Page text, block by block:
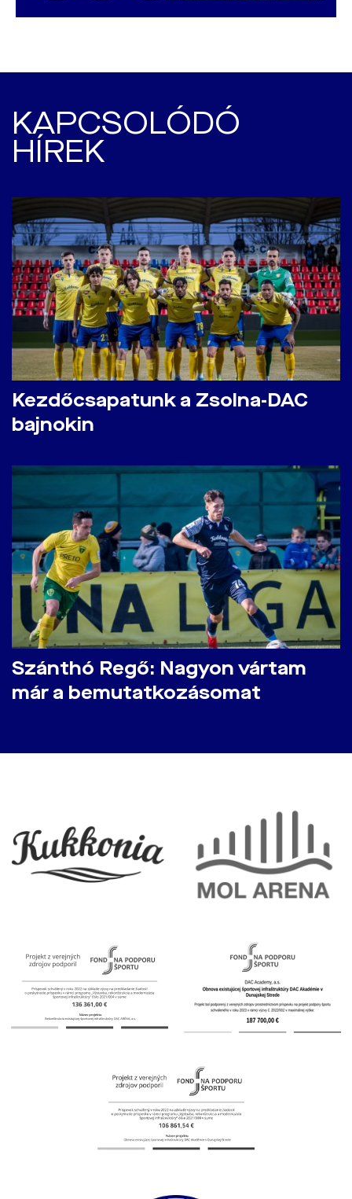
KAPCSOLÓDÓ
HÍREK
Kezdőcsapatunk a Zsolna-DAC
bajnokin
Szánthó Regő: Nagyon vártam
már a bemutatkozásomat